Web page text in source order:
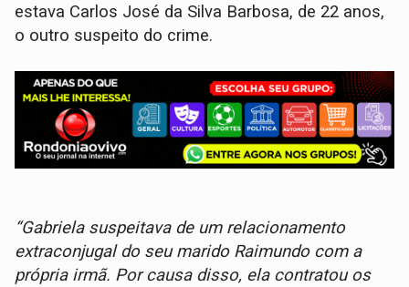
estava Carlos José da Silva Barbosa, de 22 anos,
o outro suspeito do crime.
“Gabriela suspeitava de um relacionamento
extraconjugal do seu marido Raimundo com a
própria irmã. Por causa disso, ela contratou os